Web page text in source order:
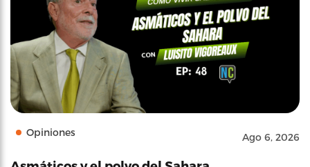
Opiniones Ago 6, 2026